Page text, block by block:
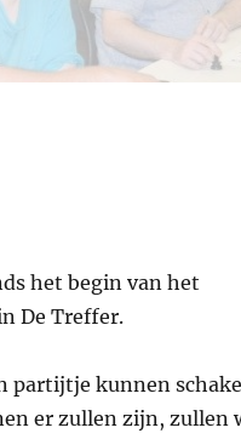
het begin van het
De Treffer.
partijtje kunnen
er zullen zijn, zullen